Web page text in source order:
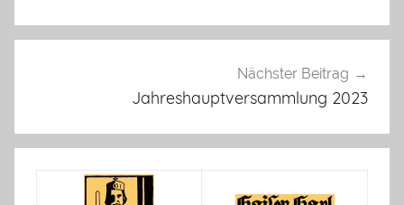
Nächster Beitrag
Jahreshauptversammlung 2023